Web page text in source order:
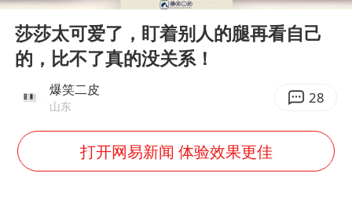
台风白海豚逼近 暴雨大暴雨来袭
“空调24小时开着更省电”不实
47岁妈妈突然产女 26岁女儿：很震惊
OpenAI为免费用户升级GPT-5.6 Luna
“中国蔬菜之乡”最高温达41.8℃
Play
莎莎太可爱了，盯着别人的腿再看自己
的，比不了真的没关系！
爆笑二皮
山东 28
打开网易新闻 体验效果更佳